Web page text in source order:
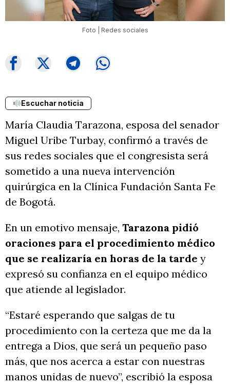
Foto | Redes sociales
Escuchar noticia
María Claudia Tarazona, esposa del senador
Miguel Uribe Turbay, confirmó a través de
sus redes sociales que el congresista será
sometido a una nueva intervención
quirúrgica en la Clínica Fundación Santa Fe
de Bogotá.
En un emotivo mensaje, Tarazona pidió
oraciones para el procedimiento médico
que se realizaría en horas de la tarde y
expresó su confianza en el equipo médico
que atiende al legislador.
“Estaré esperando que salgas de tu
procedimiento con la certeza que me da la
entrega a Dios, que será un pequeño paso
más, que nos acerca a estar con nuestras
manos unidas de nuevo”, escribió la esposa